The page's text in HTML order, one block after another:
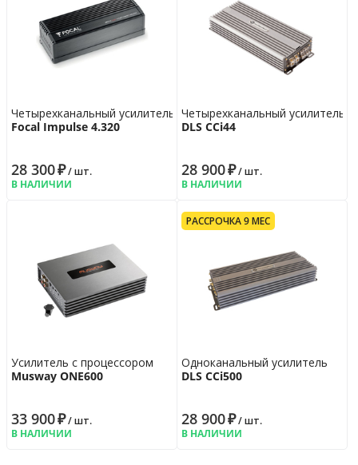
Четырехканальный усилитель
Focal Impulse 4.320
28 300₽/ шт.
В НАЛИЧИИ
Четырехканальный усилитель
DLS CCi44
28 900₽/ шт.
В НАЛИЧИИ
Усилитель с процессором
Musway ONE600
33 900₽/ шт.
В НАЛИЧИИ
РАССРОЧКА 9 МЕС
Одноканальный усилитель
DLS CCi500
28 900₽/ шт.
В НАЛИЧИИ